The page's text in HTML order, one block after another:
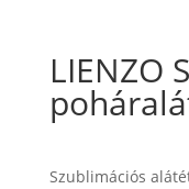
LIENZO
Szublimációs